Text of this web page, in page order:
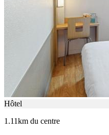
Hôtel
1.11km du centre